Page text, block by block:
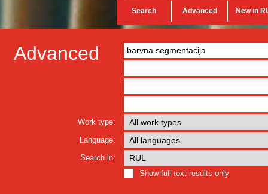
Search Advanced New in
Advanced
Work type:
Language:
Search in:
Show full text results only